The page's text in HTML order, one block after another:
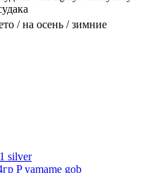
/ на осень / зимние
silver
P yamame gob